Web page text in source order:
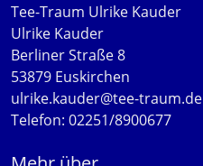
Tee-Traum Ulrike Kauder
Ulrike Kauder
Berliner Straße 8
53879 Euskirchen
ulrike.kauder@tee-traum.de
Telefon: 02251/8900677